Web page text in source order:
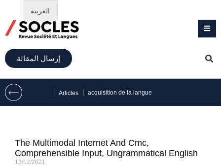
إرسال المقالة
Articles acquisition de la langue
The Multimodal Internet And Cmc,
Comprehensible Input, Ungrammatical English
13/12/2021
العربية